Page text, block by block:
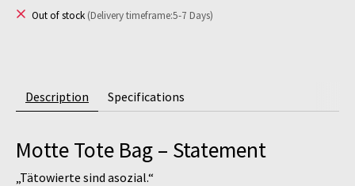
Out of stock (Delivery timeframe:5-7 Days)
Description Specifications
Motte Tote Bag – Statement
„Tätowierte sind asozial.“